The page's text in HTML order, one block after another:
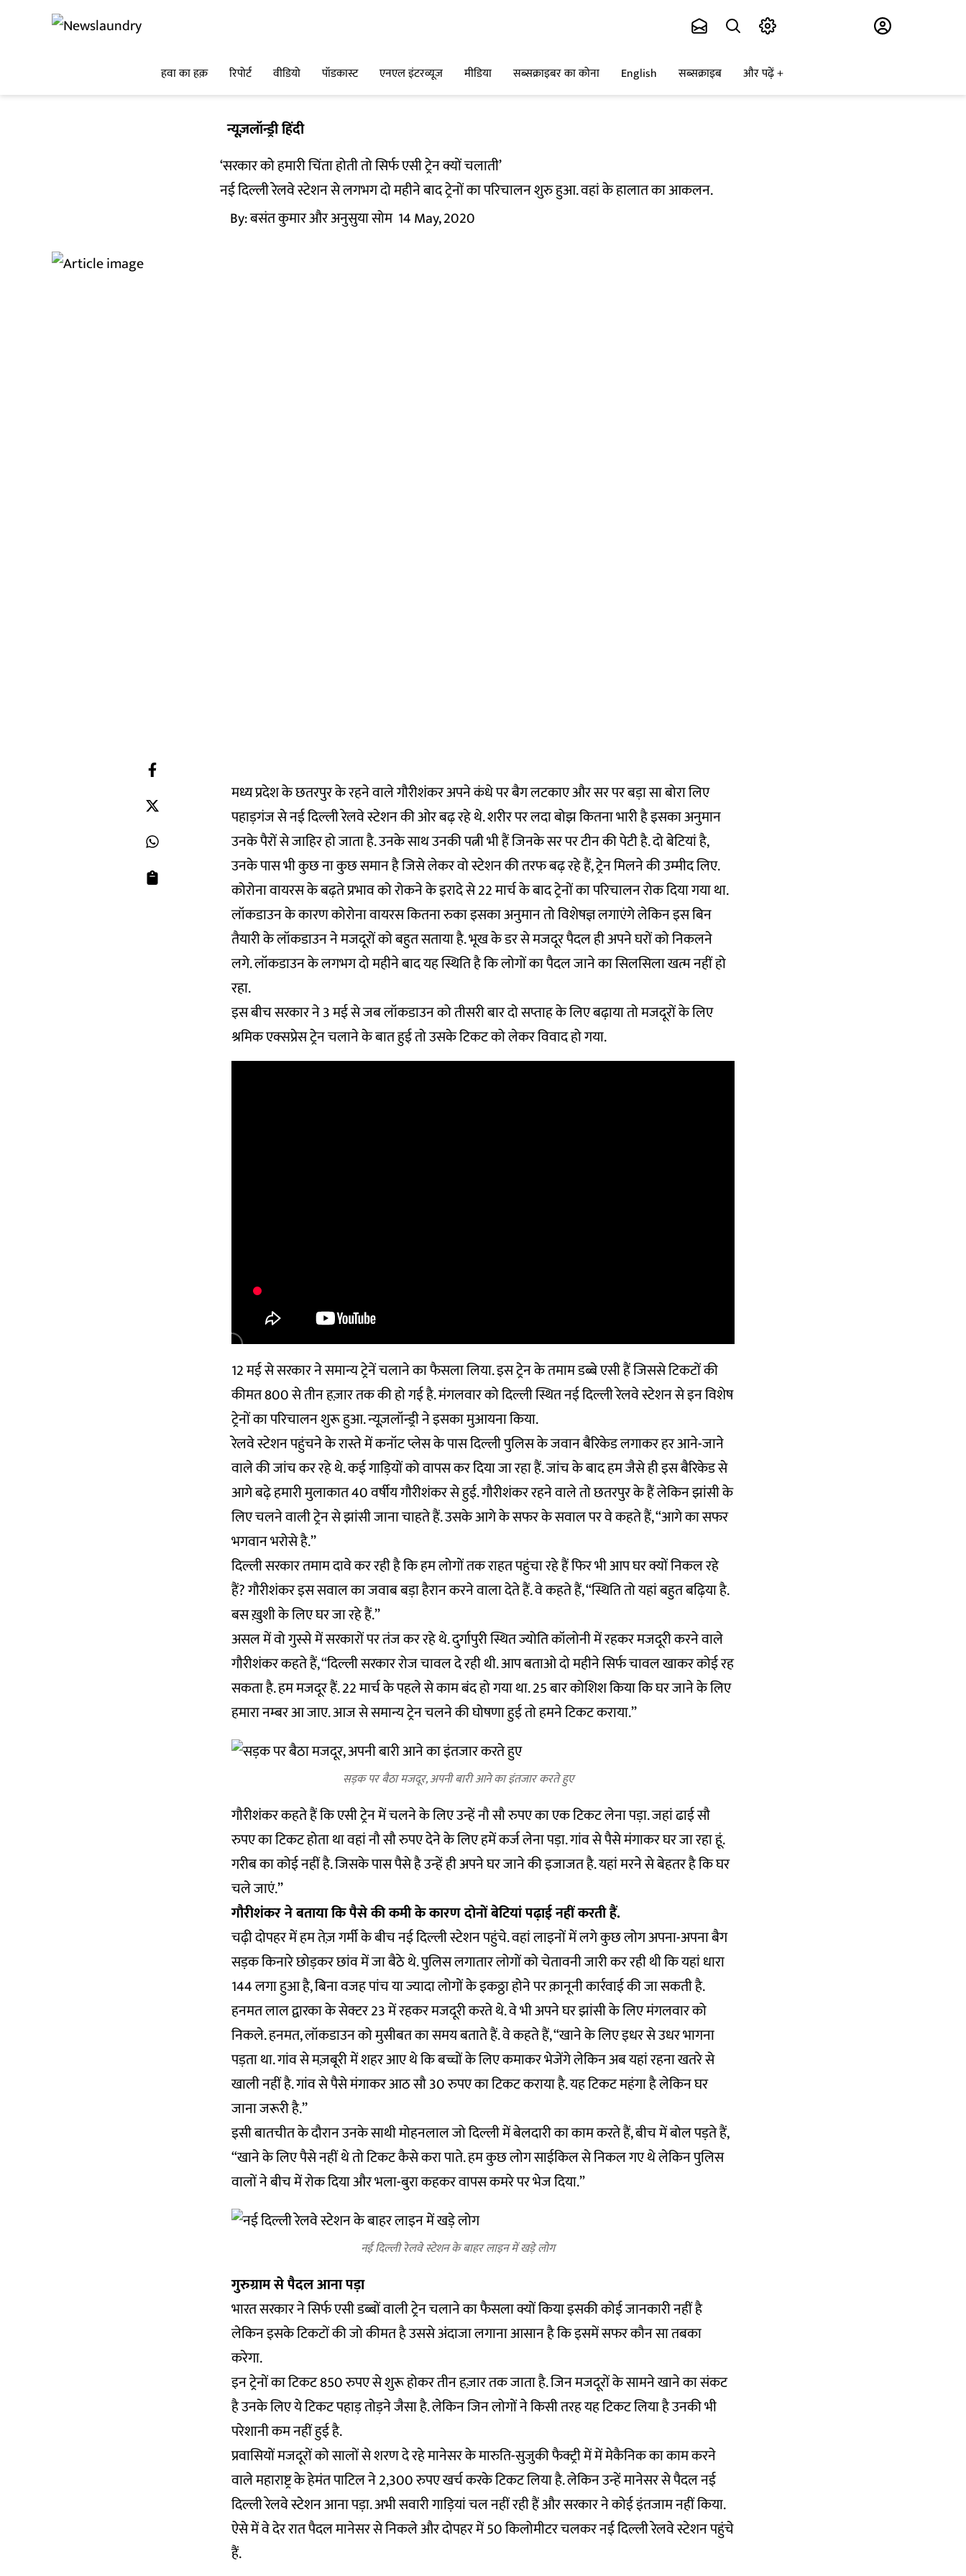
हवा का हक़ रिपोर्ट वीडियो पॉडकास्ट एनएल इंटरव्यूज मीडिया सब्सक्राइबर का कोना English सब्सक्राइब और पढ़ें
न्यूज़लॉन्ड्री हिंदी
‘सरकार को हमारी चिंता होती तो सिर्फ एसी ट्रेन क्यों चलाती’
नई दिल्ली रेलवे स्टेशन से लगभग दो महीने बाद ट्रेनों का परिचालन शुरु हुआ. वहां के हालात का आकलन.
By:बसंत कुमार और अनुसुया सोम 14 May, 2020
मध्य प्रदेश के छतरपुर के रहने वाले गौरीशंकर अपने कंधे पर बैग लटकाए और सर पर बड़ा सा बोरा लिए
पहाड़गंज से नई दिल्ली रेलवे स्टेशन की ओर बढ़ रहे थे. शरीर पर लदा बोझ कितना भारी है इसका अनुमान
उनके पैरों से जाहिर हो जाता है. उनके साथ उनकी पत्नी भी हैं जिनके सर पर टीन की पेटी है. दो बेटियां है,
उनके पास भी कुछ ना कुछ समान है जिसे लेकर वो स्टेशन की तरफ बढ़ रहे हैं, ट्रेन मिलने की उम्मीद लिए.
कोरोना वायरस के बढ़ते प्रभाव को रोकने के इरादे से 22 मार्च के बाद ट्रेनों का परिचालन रोक दिया गया था.
लॉकडाउन के कारण कोरोना वायरस कितना रुका इसका अनुमान तो विशेषज्ञ लगाएंगे लेकिन इस बिन
तैयारी के लॉकडाउन ने मजदूरों को बहुत सताया है. भूख के डर से मजदूर पैदल ही अपने घरों को निकलने
लगे. लॉकडाउन के लगभग दो महीने बाद यह स्थिति है कि लोगों का पैदल जाने का सिलसिला खत्म नहीं हो
रहा.
इस बीच सरकार ने 3 मई से जब लॉकडाउन को तीसरी बार दो सप्ताह के लिए बढ़ाया तो मजदूरों के लिए
श्रमिक एक्सप्रेस ट्रेन चलाने के बात हुई तो उसके टिकट को लेकर विवाद हो गया.
12 मई से सरकार ने समान्य ट्रेनें चलाने का फैसला लिया. इस ट्रेन के तमाम डब्बे एसी हैं जिससे टिकटों की
कीमत 800 से तीन हज़ार तक की हो गई है. मंगलवार को दिल्ली स्थित नई दिल्ली रेलवे स्टेशन से इन विशेष
ट्रेनों का परिचालन शुरू हुआ. न्यूज़लॉन्ड्री ने इसका मुआयना किया.
रेलवे स्टेशन पहुंचने के रास्ते में कनॉट प्लेस के पास दिल्ली पुलिस के जवान बैरिकेड लगाकर हर आने-जाने
वाले की जांच कर रहे थे. कई गाड़ियों को वापस कर दिया जा रहा हैं. जांच के बाद हम जैसे ही इस बैरिकेड से
आगे बढ़े हमारी मुलाकात 40 वर्षीय गौरीशंकर से हुई. गौरीशंकर रहने वाले तो छतरपुर के हैं लेकिन झांसी के
लिए चलने वाली ट्रेन से झांसी जाना चाहते हैं. उसके आगे के सफर के सवाल पर वे कहते हैं, ‘‘आगे का सफर
भगवान भरोसे है.’’
दिल्ली सरकार तमाम दावे कर रही है कि हम लोगों तक राहत पहुंचा रहे हैं फिर भी आप घर क्यों निकल रहे
हैं? गौरीशंकर इस सवाल का जवाब बड़ा हैरान करने वाला देते हैं. वे कहते हैं, ‘‘स्थिति तो यहां बहुत बढ़िया है.
बस ख़ुशी के लिए घर जा रहे हैं.’’
असल में वो गुस्से में सरकारों पर तंज कर रहे थे. दुर्गापुरी स्थित ज्योति कॉलोनी में रहकर मजदूरी करने वाले
गौरीशंकर कहते हैं, ‘‘दिल्ली सरकार रोज चावल दे रही थी. आप बताओ दो महीने सिर्फ चावल खाकर कोई रह
सकता है. हम मजदूर हैं. 22 मार्च के पहले से काम बंद हो गया था. 25 बार कोशिश किया कि घर जाने के लिए
हमारा नम्बर आ जाए. आज से समान्य ट्रेन चलने की घोषणा हुई तो हमने टिकट कराया.’’
सड़क पर बैठा मजदूर, अपनी बारी आने का इंतजार करते हुए
गौरीशंकर कहते हैं कि एसी ट्रेन में चलने के लिए उन्हें नौ सौ रुपए का एक टिकट लेना पड़ा. जहां ढाई सौ
रुपए का टिकट होता था वहां नौ सौ रुपए देने के लिए हमें कर्ज लेना पड़ा. गांव से पैसे मंगाकर घर जा रहा हूं.
गरीब का कोई नहीं है. जिसके पास पैसे है उन्हें ही अपने घर जाने की इजाजत है. यहां मरने से बेहतर है कि घर
चले जाएं.’’
गौरीशंकर ने बताया कि पैसे की कमी के कारण दोनों बेटियां पढ़ाई नहीं करती हैं.
चढ़ी दोपहर में हम तेज़ गर्मी के बीच नई दिल्ली स्टेशन पहुंचे. वहां लाइनों में लगे कुछ लोग अपना-अपना बैग
सड़क किनारे छोड़कर छांव में जा बैठे थे. पुलिस लगातार लोगों को चेतावनी जारी कर रही थी कि यहां धारा
144 लगा हुआ है, बिना वजह पांच या ज्यादा लोगों के इकठ्ठा होने पर क़ानूनी कार्रवाई की जा सकती है.
हनमत लाल द्वारका के सेक्टर 23 में रहकर मजदूरी करते थे. वे भी अपने घर झांसी के लिए मंगलवार को
निकले. हनमत, लॉकडाउन को मुसीबत का समय बताते हैं. वे कहते हैं, “खाने के लिए इधर से उधर भागना
पड़ता था. गांव से मज़बूरी में शहर आए थे कि बच्चों के लिए कमाकर भेजेंगे लेकिन अब यहां रहना खतरे से
खाली नहीं है. गांव से पैसे मंगाकर आठ सौ 30 रुपए का टिकट कराया है. यह टिकट महंगा है लेकिन घर
जाना जरूरी है.’’
इसी बातचीत के दौरान उनके साथी मोहनलाल जो दिल्ली में बेलदारी का काम करते हैं, बीच में बोल पड़ते हैं,
“खाने के लिए पैसे नहीं थे तो टिकट कैसे करा पाते. हम कुछ लोग साईकिल से निकल गए थे लेकिन पुलिस
वालों ने बीच में रोक दिया और भला-बुरा कहकर वापस कमरे पर भेज दिया.”
नई दिल्ली रेलवे स्टेशन के बाहर लाइन में खड़े लोग
गुरुग्राम से पैदल आना पड़ा
भारत सरकार ने सिर्फ एसी डब्बों वाली ट्रेन चलाने का फैसला क्यों किया इसकी कोई जानकारी नहीं है
लेकिन इसके टिकटों की जो कीमत है उससे अंदाजा लगाना आसान है कि इसमें सफर कौन सा तबका
करेगा.
इन ट्रेनों का टिकट 850 रुपए से शुरू होकर तीन हज़ार तक जाता है. जिन मजदूरों के सामने खाने का संकट
है उनके लिए ये टिकट पहाड़ तोड़ने जैसा है. लेकिन जिन लोगों ने किसी तरह यह टिकट लिया है उनकी भी
परेशानी कम नहीं हुई है.
प्रवासियों मजदूरों को सालों से शरण दे रहे मानेसर के मारुति-सुजुकी फैक्ट्री में में मेकैनिक का काम करने
वाले महाराष्ट्र के हेमंत पाटिल ने 2,300 रुपए खर्च करके टिकट लिया है. लेकिन उन्हें मानेसर से पैदल नई
दिल्ली रेलवे स्टेशन आना पड़ा. अभी सवारी गाड़ियां चल नहीं रही हैं और सरकार ने कोई इंतजाम नहीं किया.
ऐसे में वे देर रात पैदल मानेसर से निकले और दोपहर में 50 किलोमीटर चलकर नई दिल्ली रेलवे स्टेशन पहुंचे
हैं.